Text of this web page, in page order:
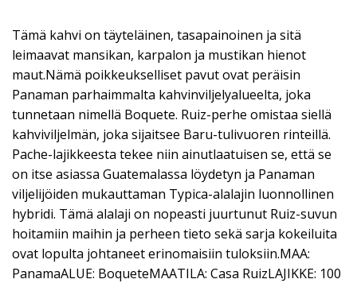
Tämä kahvi on täyteläinen, tasapainoinen ja sitä
leimaavat mansikan, karpalon ja mustikan hienot
maut.Nämä poikkeukselliset pavut ovat peräisin
Panaman parhaimmalta kahvinviljelyalueelta, joka
tunnetaan nimellä Boquete. Ruiz-perhe omistaa siellä
kahviviljelmän, joka sijaitsee Baru-tulivuoren rinteillä.
Pache-lajikkeesta tekee niin ainutlaatuisen se, että se
on itse asiassa Guatemalassa löydetyn ja Panaman
viljelijöiden mukauttaman Typica-alalajin luonnollinen
hybridi. Tämä alalaji on nopeasti juurtunut Ruiz-suvun
hoitamiin maihin ja perheen tieto sekä sarja kokeiluita
ovat lopulta johtaneet erinomaisiin tuloksiin.MAA:
PanamaALUE: BoqueteMAATILA: Casa RuizLAJIKKE: 100